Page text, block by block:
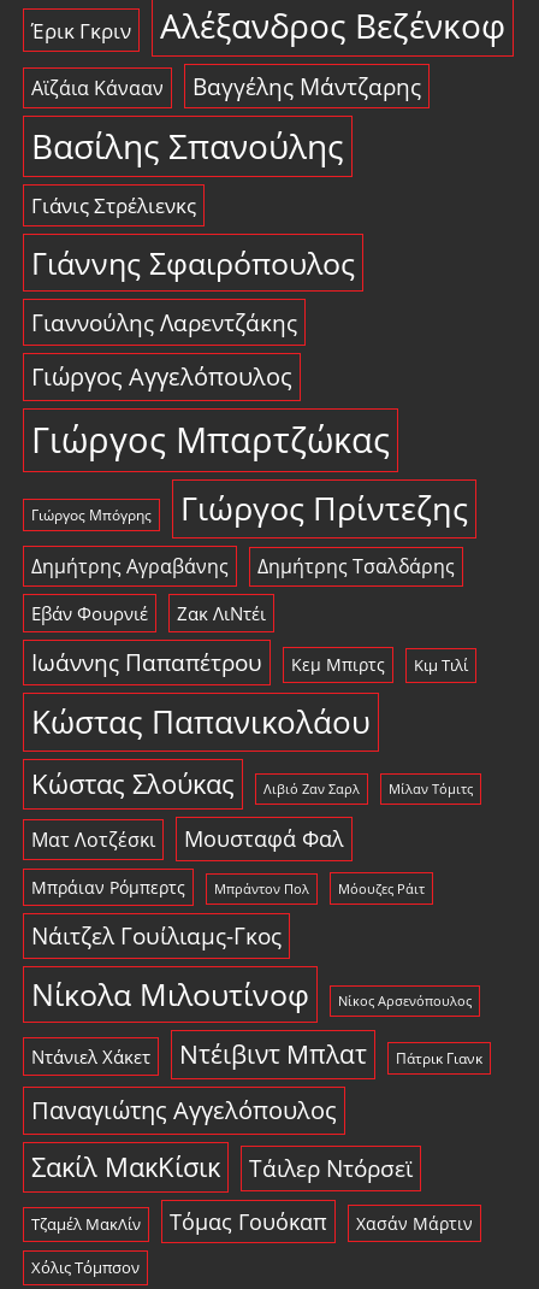
Έρικ Γκριν Αλέξανδρος Βεζένκοφ
Αϊζάια Κάνααν Βαγγέλης Μάντζαρης
Βασίλης Σπανούλης
Γιάνις Στρέλιενκς
Γιάννης Σφαιρόπουλος
Γιαννούλης Λαρεντζάκης
Γιώργος Αγγελόπουλος
Γιώργος Μπαρτζώκας
Γιώργος Μπόγρης Γιώργος Πρίντεζης
Δημήτρης Αγραβάνης Δημήτρης Τσαλδάρης
Εβάν Φουρνιέ Ζακ ΛιΝτέι
Ιωάννης Παπαπέτρου Κεμ Μπιρτς Κιμ Τιλί
Κώστας Παπανικολάου
Κώστας Σλούκας Λιβιό Ζαν Σαρλ Μίλαν Τόμιτς
Ματ Λοτζέσκι Μουσταφά Φαλ
Μπράιαν Ρόμπερτς Μπράντον Πολ Μόουζες Ράιτ
Νάιτζελ Γουίλιαμς-Γκος
Νίκολα Μιλουτίνοφ Νίκος Αρσενόπουλος
Ντάνιελ Χάκετ Ντέιβιντ Μπλατ Πάτρικ Γιανκ
Παναγιώτης Αγγελόπουλος
Σακίλ ΜακΚίσικ Τάιλερ Ντόρσεϊ
Τζαμέλ ΜακΛίν Τόμας Γουόκαπ Χασάν Μάρτιν
Χόλις Τόμπσον